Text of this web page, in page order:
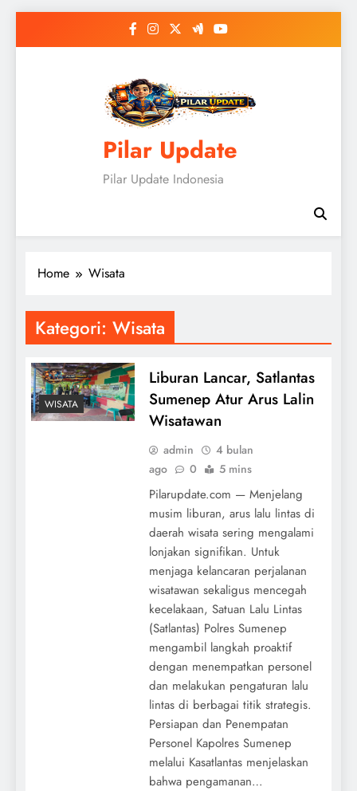
Pilar Update
Pilar Update Indonesia
Home Wisata
Kategori: Wisata
WISATA
Liburan Lancar, Satlantas
Sumenep Atur Arus Lalin
Wisatawan
admin
4 bulan
ago
0 5 mins
Pilarupdate.com — Menjelang
musim liburan, arus lalu lintas di
daerah wisata sering mengalami
lonjakan signifikan. Untuk
menjaga kelancaran perjalanan
wisatawan sekaligus mencegah
kecelakaan, Satuan Lalu Lintas
(Satlantas) Polres Sumenep
mengambil langkah proaktif
dengan menempatkan personel
dan melakukan pengaturan lalu
lintas di berbagai titik strategis.
Persiapan dan Penempatan
Personel Kapolres Sumenep
melalui Kasatlantas menjelaskan
bahwa pengamanan…